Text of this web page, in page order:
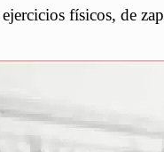
físicos, de